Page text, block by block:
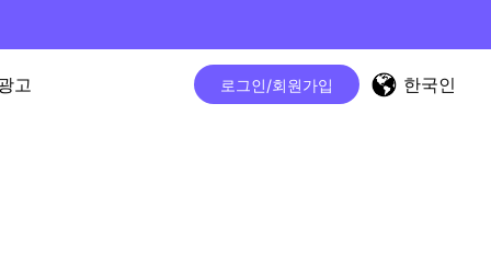
고 로그인/회원가입 한국인